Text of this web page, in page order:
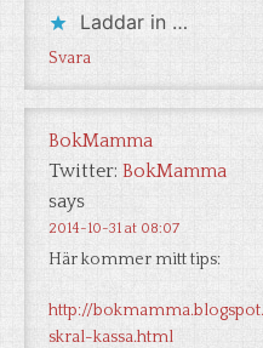
Laddar in …
Svara
BokMamma
Twitter: BokMamma
says
2014-10-31 at 08:07
Här kommer mitt tips:
http://
skral-kassa.html